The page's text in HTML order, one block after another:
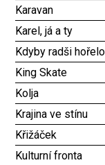
Karavan
Karel, já a ty
Kdyby radši hořelo
King Skate
Kolja
Krajina ve stínu
Křižáček
Kulturní fronta